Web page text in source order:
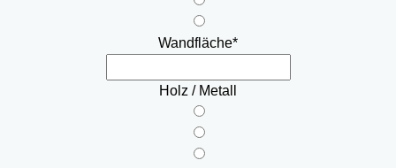
Wandfläche*
Holz / Metall